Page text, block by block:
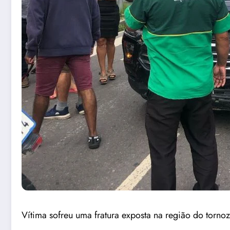
Vítima sofreu uma fratura exposta na região do